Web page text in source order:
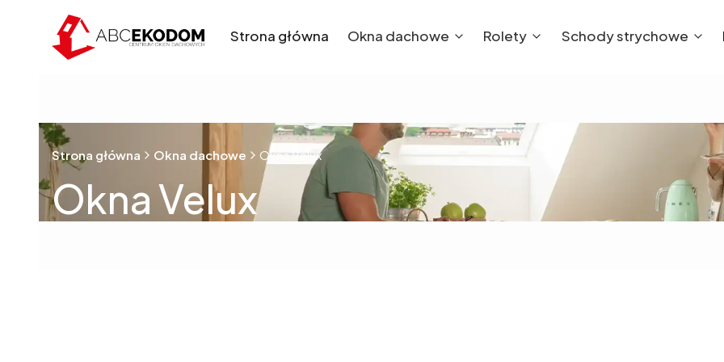
Strona główna Okna dachowe Rolety Schody strychowe
Strona główna Okna dachowe Okna Velux
Okna Velux